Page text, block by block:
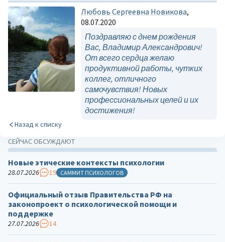
Любовь Сергеевна Новикова,
08.07.2020
Поздравляю с днем рождения
Вас, Владимир Александрович!
От всего сердца желаю
продуктивной работы, чутких
коллег, отличного
самочувствия! Новых
профессиональных целей и их
достижения!
Назад к списку
СЕЙЧАС ОБСУЖДАЮТ
Новые этические контексты психологии
28.07.2026 19 САММИТ ПСИХОЛОГОВ
Официальный отзыв Правительства РФ на
законопроект о психологической помощи и
поддержке
27.07.2026 14